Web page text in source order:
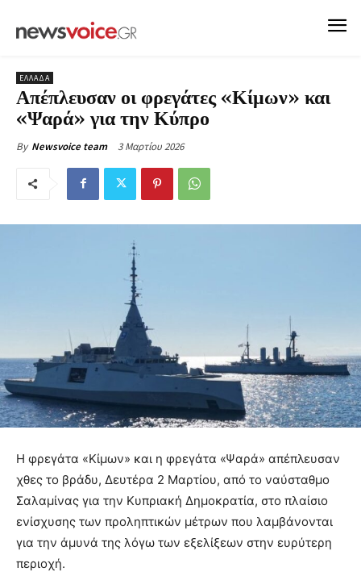
ΕΛΛΑΔΑ
Απέπλευσαν οι φρεγάτες «Κίμων» και
«Ψαρά» για την Κύπρο
By Newsvoice team 3 Μαρτίου 2026
Η φρεγάτα «Κίμων» και η φρεγάτα «Ψαρά» απέπλευσαν
χθες το βράδυ, Δευτέρα 2 Μαρτίου, από το ναύσταθμο
Σαλαμίνας για την Κυπριακή Δημοκρατία, στο πλαίσιο
ενίσχυσης των προληπτικών μέτρων που λαμβάνονται
για την άμυνά της λόγω των εξελίξεων στην ευρύτερη
περιοχή.